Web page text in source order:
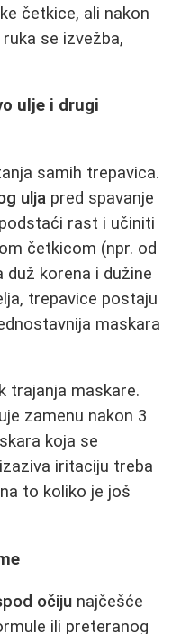
četkice, ali nakon
se izvežba,
ulje i drugi
samih trepavica.
ulja pred spavanje
rast i učiniti
četkicom (npr. od
korena i dužine
trepavice postaju
maskara
trajanja maskare.
zamenu nakon 3
koja se
iritaciju treba
to koliko je još
očiju najčešće
ili preteranog